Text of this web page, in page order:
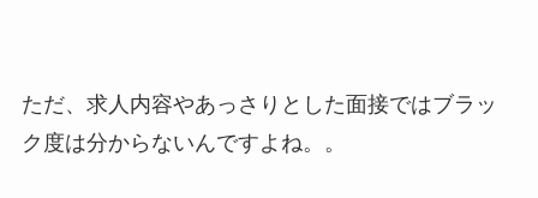
ただ、求人内容やあっさりとした面接ではブラッ
ク度は分からないんですよね。。